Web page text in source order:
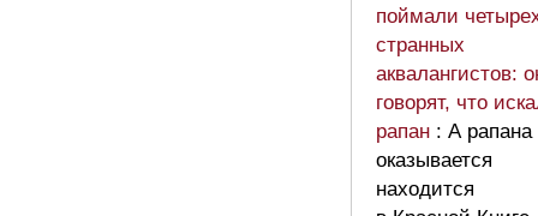
поймали
странных
аквалангистов:
говорят, что
рапан : А рапана
оказывается
находится